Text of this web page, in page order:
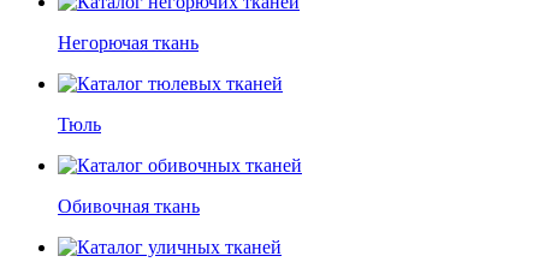
Негорючая ткань
Тюль
Обивочная ткань